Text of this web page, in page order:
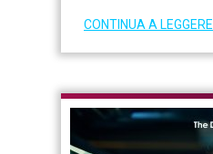
CONTINUA A LEGGERE